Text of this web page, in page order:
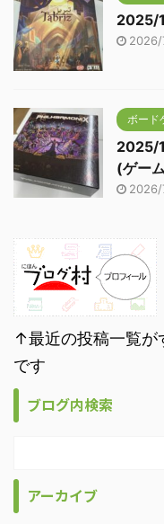
2025/
2026/
ボード
2025/
(ゲー
↑最近の投稿一覧が
です
ブログ内検索
アーカイブ